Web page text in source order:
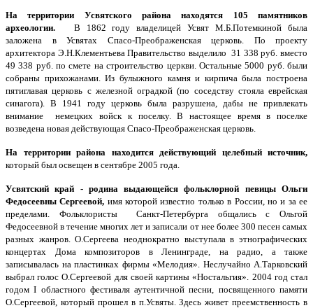
На территории Усвятского района находятся 105 памятников
археологии. В 1862 году владелицей Усвят М.Б.Потемкиной была
заложена в Усвятах Спасо-Преображенская церковь. По проекту
архитектора Э.Н.Клементьева Правительство выделило 31 338 руб. вместо
49 338 руб. по смете на строительство церкви. Остальные 5000 руб. были
собраны прихожанами. Из булыжного камня и кирпича была построена
пятиглавая церковь с железной оградкой (по соседству стояла еврейская
синагога). В 1941 году церковь была разрушена, дабы не привлекать
внимание немецких войск к поселку. В настоящее время в поселке
возведена новая действующая Спасо-Преображенская церковь.
На территории района находится действующий целебный источник,
который был освещен в сентябре 2005 года.
Усвятский край - родина выдающейся фольклорной певицы Ольги
Федосеевны Сергеевой, имя которой известно только в России, но и за ее
пределами. Фольклористы Санкт-Петербурга общались с Ольгой
Федосеевной в течение многих лет и записали от нее более 300 песен самых
разных жанров. О.Сергеева неоднократно выступала в этнографических
концертах Дома композиторов в Ленинграде, на радио, а также
записывалась на пластинках фирмы «Мелодия». Неслучайно А.Тарковский
выбрал голос О.Сергеевой для своей картины «Ностальгия». 2004 год стал
годом I областного фестиваля аутентичной песни, посвященного памяти
О.Сергеевой, который прошел в п.Усвяты. Здесь живет преемственность в